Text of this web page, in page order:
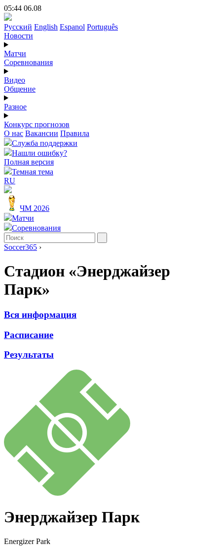
05:44 06.08
Русский English Espanol Português
Новости
Матчи
Соревнования
Видео
Общение
Разное
Конкурс прогнозов
О нас Вакансии Правила
Служба поддержки
Нашли ошибку?
Полная версия
Темная тема
RU
ЧМ 2026
Матчи
Соревнования
Soccer365 ›
Стадион «Энерджайзер
Парк»
Вся информация
Расписание
Результаты
Энерджайзер Парк
Energizer Park